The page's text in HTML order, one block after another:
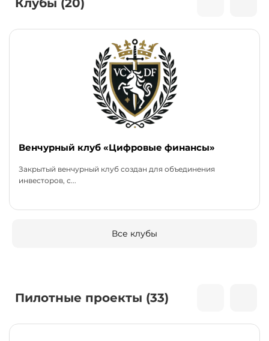
Клубы (20)
Венчурный клуб «Цифровые финансы»
Закрытый венчурный клуб создан для объединения
инвесторов, с...
Все клубы
Пилотные проекты (33)